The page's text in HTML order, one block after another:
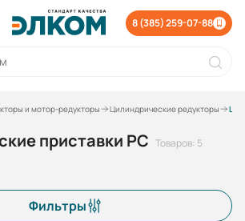
8 (385) 259-07-88
и мотор-редукторы Цилиндрические редукторы
приставки PC Товаров: 5
Фильтры